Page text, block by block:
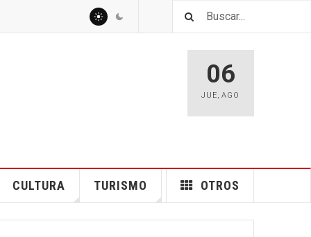
06
JUE,AGO
CULTURA TURISMO OTROS